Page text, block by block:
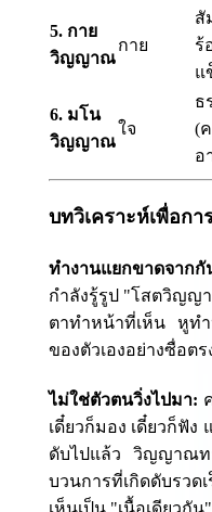
5. กาย
วิญญาณ
กาย
สั
ร้
แ
6. มโน
วิญญาณ
ใจ
ธ
(
อ
บทวิเคราะห์เพื่อก
ทำงานแยกขาดจากกั
กำลังรู้รูป "โสตวิญญ
ตาทำหน้าที่เห็น หูท
ของตัวเองอย่างซื่อตร
ไม่ใช่ตัวตนวิ่งไปมา:
เดี๋ยวก็มอง เดี๋ยวก็ฟั
ดับไปแล้ว วิญญาณท
บวนการที่เกิดดับรวด